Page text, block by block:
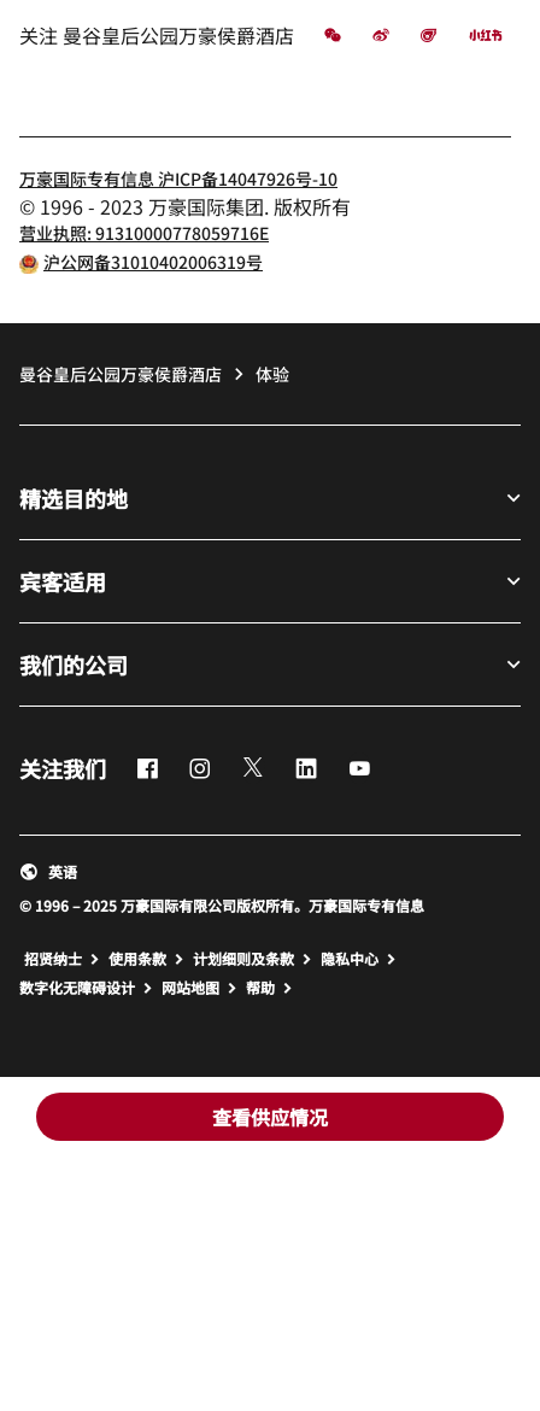
查看供应情况
关注 曼谷皇后公园万豪侯爵酒店 微信 微博 飞猪 小
万豪国际专有信息 沪ICP备14047926号-10
© 1996 - 2023 万豪国际集团. 版权所有
营业执照: 91310000778059716E
沪公网备31010402006319号
曼谷皇后公园万豪侯爵酒店 体验
精选目的地
宾客适用
我们的公司
关注我们 FacebookInstagram
Twitter LinkedIn
© 1996 – 2025 万豪国际有限公司版权所有。万豪国际专有信息
英语
招贤纳士 使用条款 计划细则及条款
隐私中心
数字化无障碍设计
网站地图 打开新窗口
帮助